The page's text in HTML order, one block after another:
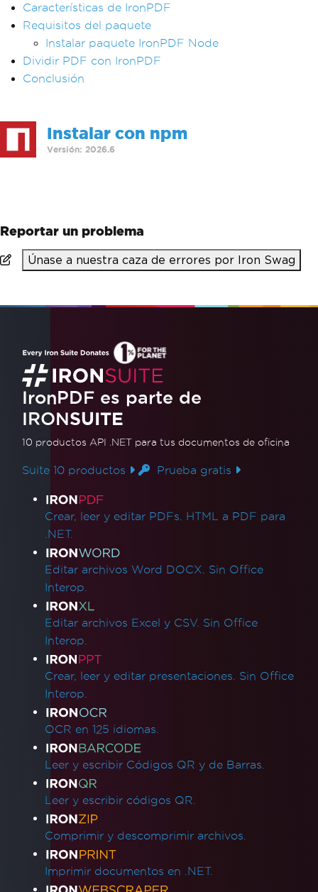
Características de IronPDF
Requisitos del paquete
Instalar paquete IronPDF Node
Dividir PDF con IronPDF
Conclusión
Instalar con npm
Versión: 2026.6
Reportar un problema
Únase a nuestra caza de errores por Iron Swag
IronPDF es parte de
IRONSUITE
10 productos API .NET para tus documentos de oficina
Suite 10 productos Prueba gratis
Enlaces de productos
Crear, leer y editar PDFs. HTML a PDF para
.NET.
Editar archivos Word DOCX. Sin Office
Interop.
Editar archivos Excel y CSV. Sin Office
Interop.
Crear, leer y editar presentaciones. Sin Office
Interop.
OCR en 125 idiomas.
Leer y escribir Códigos QR y de Barras.
Leer y escribir códigos QR.
Comprimir y descomprimir archivos.
Imprimir documentos en .NET.